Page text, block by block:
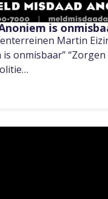
is
Martin
onmisbaar”